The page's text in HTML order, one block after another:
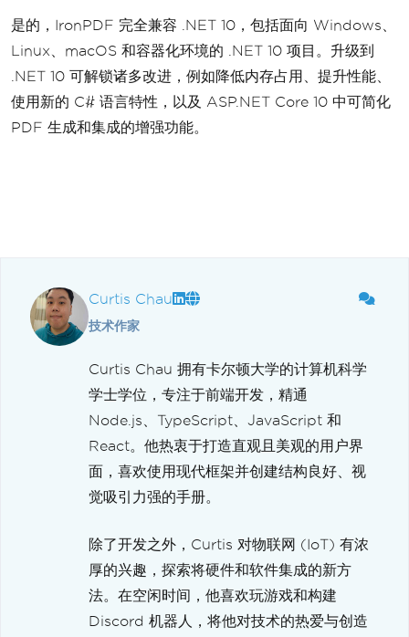
是的，IronPDF 完全兼容 .NET 10，包括面向 Windows、
Linux、macOS 和容器化环境的 .NET 10 项目。升级到
.NET 10 可解锁诸多改进，例如降低内存占用、提升性能、
使用新的 C# 语言特性，以及 ASP.NET Core 10 中可简化
PDF 生成和集成的增强功能。
Curtis Chau
技术作家
Curtis Chau 拥有卡尔顿大学的计算机科学
学士学位，专注于前端开发，精通
Node.js、TypeScript、JavaScript 和
React。他热衷于打造直观且美观的用户界
面，喜欢使用现代框架并创建结构良好、视
觉吸引力强的手册。
除了开发之外，Curtis 对物联网 (IoT) 有浓
厚的兴趣，探索将硬件和软件集成的新方
法。在空闲时间，他喜欢玩游戏和构建
Discord 机器人，将他对技术的热爱与创造